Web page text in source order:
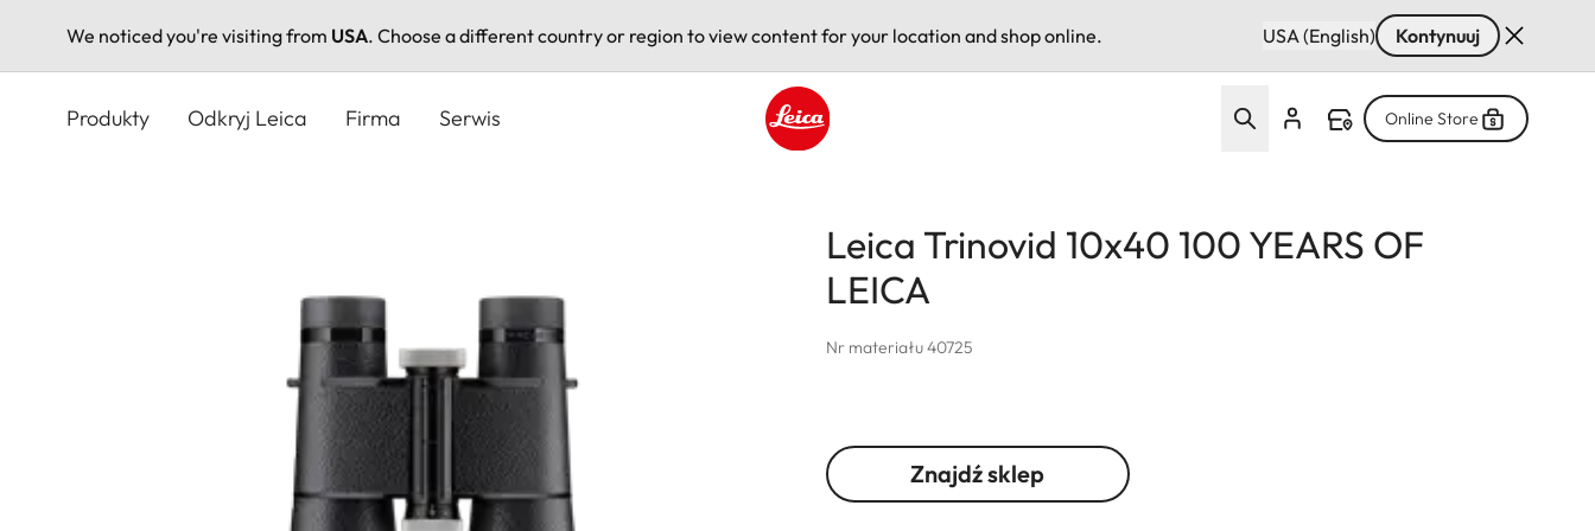
We noticed you're visiting from USA. Choose a different country or region to view content for your location and shop online. USA (English) Kontynuuj
Produkty Odkryj Leica Firma Serwis Online Store
Leica Trinovid 10x40 100 YEARS OF
LEICA
Nr materiału 40725
Znajdź sklep